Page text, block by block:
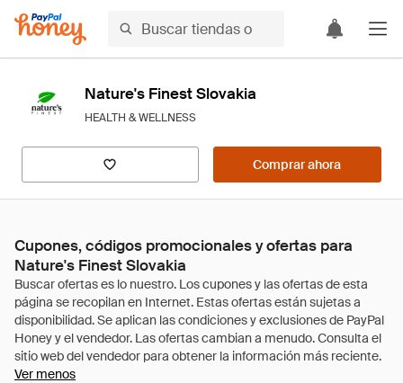
Nature's Finest Slovakia
HEALTH & WELLNESS
Comprar ahora
Cupones, códigos promocionales y ofertas para
Nature's Finest Slovakia
Ver menos